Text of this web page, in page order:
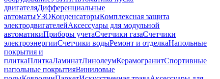
двигателяДифференциальные
автоматыУЗОКонденсаторыКомплексная защита
электродвигателейАксессуары для модульной
автоматикиПриборы учетаСчетчики газаСчетчики
электроэнергииСчетчики водыРемонт и отделкаНапольные
покрытия и
плиткаПлиткаЛаминатЛинолеумКерамогранитСпортивные
напольные покрытияВиниловые